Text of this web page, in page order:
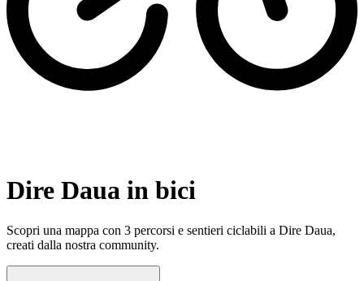
Dire Daua in bici
Scopri una mappa con 3 percorsi e sentieri ciclabili a Dire Daua,
creati dalla nostra community.